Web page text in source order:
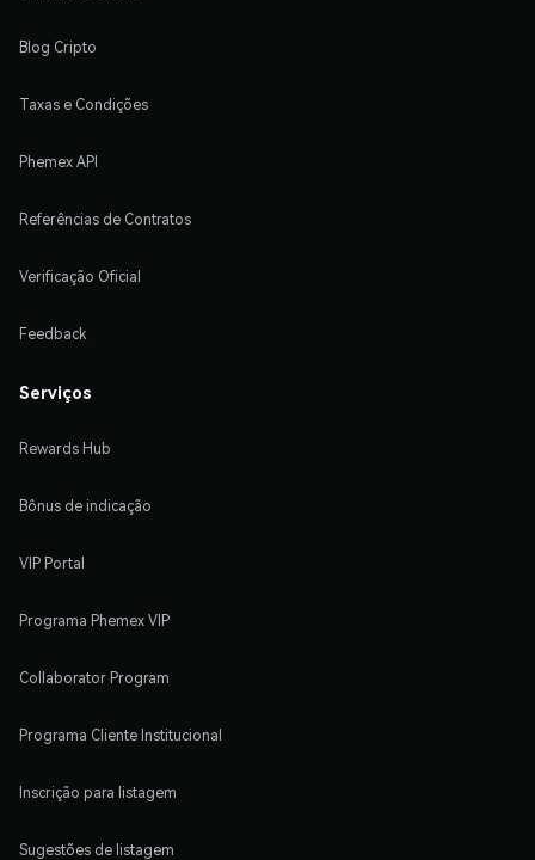
Blog Cripto
Taxas e Condições
Phemex API
Referências de Contratos
Verificação Oficial
Feedback
Serviços
Rewards Hub
Bônus de indicação
VIP Portal
Programa Phemex VIP
Collaborator Program
Programa Cliente Institucional
Inscrição para listagem
Sugestões de listagem